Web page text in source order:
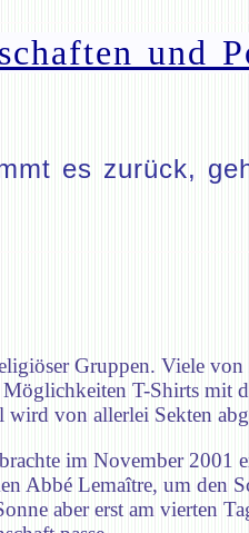
und
es zurück,
Gruppen. Viele
Möglichkeiten T-Shirts
von allerlei Sekten
im November
Abbé Lemaître, um den
aber erst am vierten